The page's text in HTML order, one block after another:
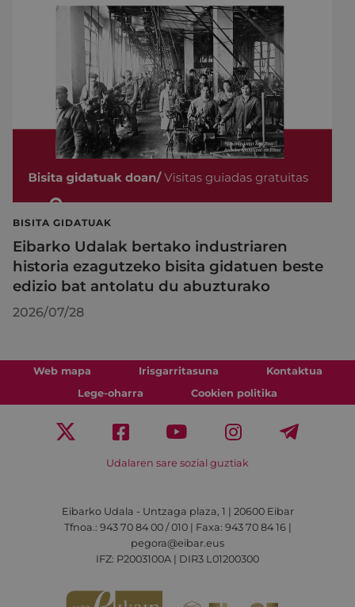
BISITA GIDATUAK
Eibarko Udalak bertako industriaren
historia ezagutzeko bisita gidatuen beste
edizio bat antolatu du abuzturako
2026/07/28
Web mapa Irisgarritasuna
Kontaktua
Lege-oharra
Cookien politika
Udalaren sare sozial guztiak
Eibarko Udala - Untzaga plaza, 1 | 20600 Eibar
Tfnoa.: 943 70 84 00 / 010 | Faxa: 943 70 84 16 |
pegora@eibar.eus
IFZ: P2003100A | DIR3 L01200300